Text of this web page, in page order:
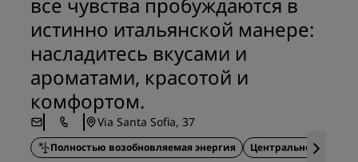
Выигрыш с первого раза
Тариф «Предложения дня»
Бронируйте заранее
Ознакомьтесь с нашими
пакетами услуг
Идеи для путешествий
истинно итальянской манере:
насладитесь вкусами и
ароматами, красотой и
комфортом.
Via Santa Sofia, 37
Полностью возобновляемая энергия Центральное